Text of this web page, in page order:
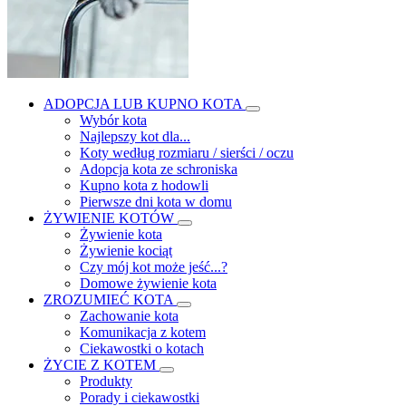
ADOPCJA LUB KUPNO KOTA
Wybór kota
Najlepszy kot dla...
Koty według rozmiaru / sierści / oczu
Adopcja kota ze schroniska
Kupno kota z hodowli
Pierwsze dni kota w domu
ŻYWIENIE KOTÓW
Żywienie kota
Żywienie kociąt
Czy mój kot może jeść...?
Domowe żywienie kota
ZROZUMIEĆ KOTA
Zachowanie kota
Komunikacja z kotem
Ciekawostki o kotach
ŻYCIE Z KOTEM
Produkty
Porady i ciekawostki